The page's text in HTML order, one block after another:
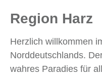
Region Harz
Herzlich willkommen
Norddeutschlands.
wahres Paradies für